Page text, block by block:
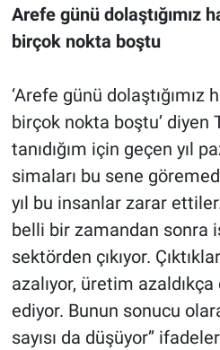
Arefe günü dolaştığımız
birçok nokta boştu
‘Arefe günü dolaştığımız
birçok nokta boştu’ diyen
tanıdığım için geçen yıl
simaları bu sene
yıl bu insanlar zarar
belli bir zamandan sonra
sektörden çıkıyor.
azalıyor, üretim
ediyor. Bunun sonucu
sayısı da düşüyor’’